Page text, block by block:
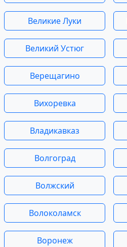
Великие Луки
Великий Устюг
Верещагино
Вихоревка
Владикавказ
Волгоград
Волжский
Волоколамск
Воронеж